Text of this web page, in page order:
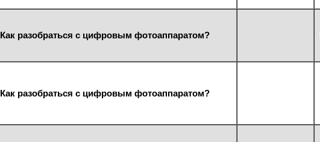
Как разобраться с цифровым фотоаппаратом?
Как разобраться с цифровым фотоаппаратом?